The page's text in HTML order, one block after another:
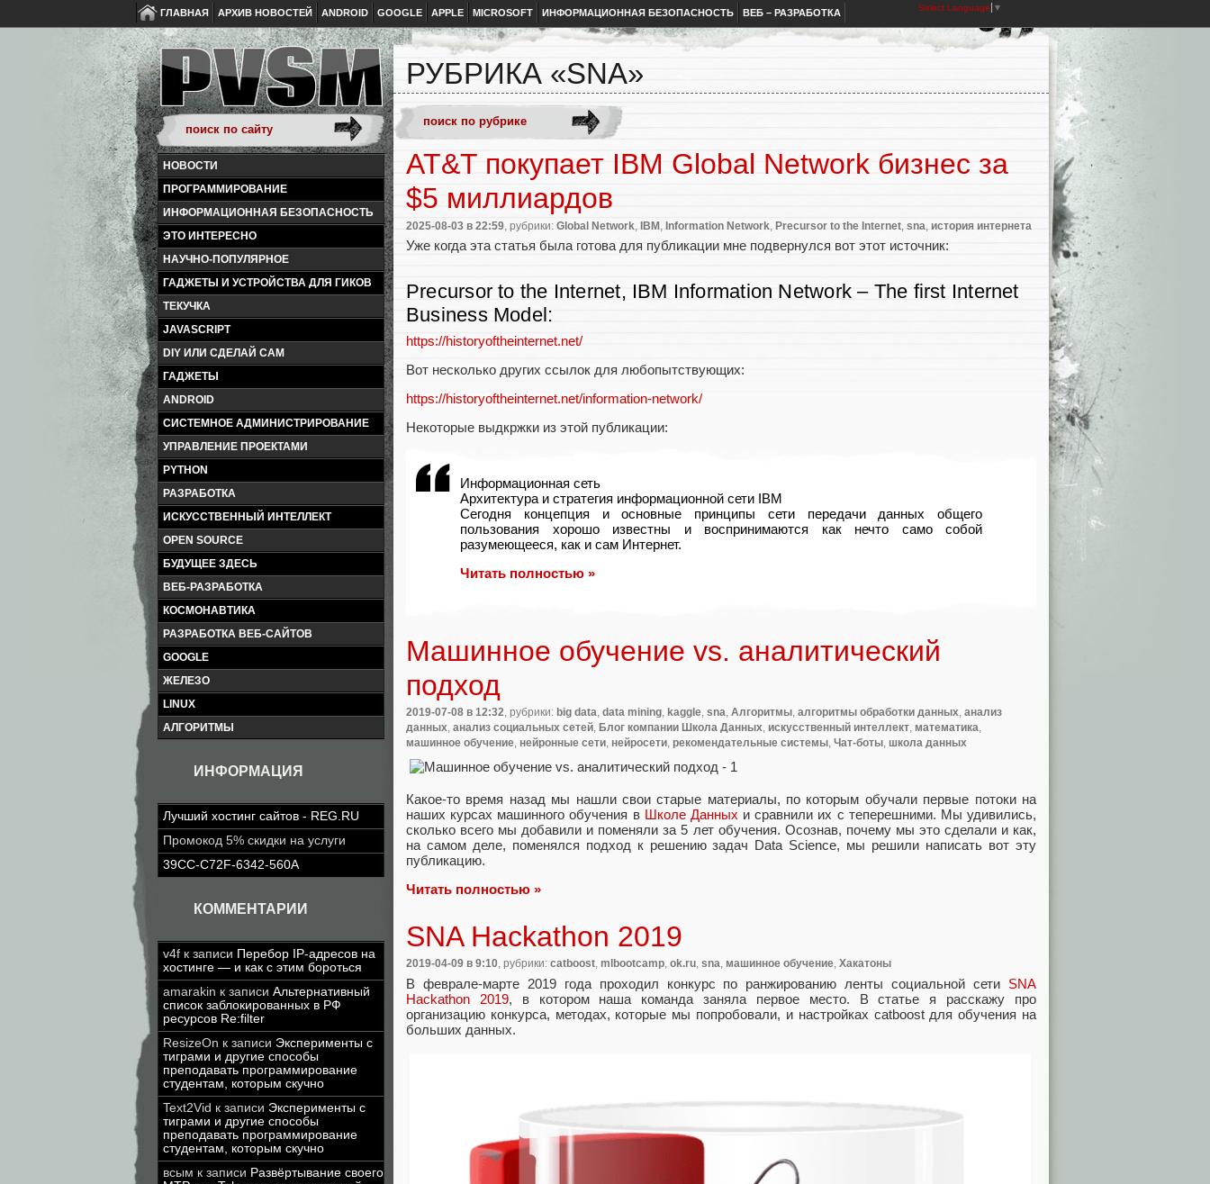
ГЛАВНАЯ АРХИВ НОВОСТЕЙ ANDROID GOOGLE APPLE MICROSOFT ИНФОРМАЦИОННАЯ БЕЗОПАСНОСТЬ ВЕБ – РАЗРАБОТКА Select Language ▼
НОВОСТИ
ПРОГРАММИРОВАНИЕ
ИНФОРМАЦИОННАЯ БЕЗОПАСНОСТЬ
ЭТО ИНТЕРЕСНО
НАУЧНО-ПОПУЛЯРНОЕ
ГАДЖЕТЫ И УСТРОЙСТВА ДЛЯ ГИКОВ
ТЕКУЧКА
JAVASCRIPT
DIY ИЛИ СДЕЛАЙ САМ
ГАДЖЕТЫ
ANDROID
СИСТЕМНОЕ АДМИНИСТРИРОВАНИЕ
УПРАВЛЕНИЕ ПРОЕКТАМИ
PYTHON
РАЗРАБОТКА
ИСКУССТВЕННЫЙ ИНТЕЛЛЕКТ
OPEN SOURCE
БУДУЩЕЕ ЗДЕСЬ
ВЕБ-РАЗРАБОТКА
КОСМОНАВТИКА
РАЗРАБОТКА ВЕБ-САЙТОВ
GOOGLE
ЖЕЛЕЗО
LINUX
АЛГОРИТМЫ
ИНФОРМАЦИЯ
Лучший хостинг сайтов - REG.RU
Промокод 5% скидки на услуги
39CC-C72F-6342-560A
КОММЕНТАРИИ
v4f к записи Перебор IP-адресов на
хостинге — и как с этим бороться
amarakin к записи Альтернативный
список заблокированных в РФ
ресурсов Re:filter
ResizeOn к записи Эксперименты с
тиграми и другие способы
преподавать программирование
студентам, которым скучно
Text2Vid к записи Эксперименты с
тиграми и другие способы
преподавать программирование
студентам, которым скучно
всым к записи Развёртывание своего
РУБРИКА «SNA»
AT&T покупает IBM Global Network бизнес за
$5 миллиардов
2025-08-03 в 22:59 , рубрики: Global Network IBM Information Network Precursor to the Internet sna история интернета
Уже когда эта статья была готова для публикации мне подвернулся вот этот источник:
Precursor to the Internet, IBM Information Network – The first Internet
Business Model:
https://historyoftheinternet.net/
Вот несколько других ссылок для любопытствующих:
https://historyoftheinternet.net/information-network/
Некоторые выдкржки из этой публикации:
Информационная сеть
Архитектура и стратегия информационной сети IBM
Сегодня концепция и основные принципы сети передачи данных общего
пользования хорошо известны и воспринимаются как нечто само собой
разумеющееся, как и сам Интернет.
Читать полностью »
Машинное обучение vs. аналитический
подход
2019-07-08 в 12:32, рубрики: big data, data mining, kaggle, sna, Алгоритмы, алгоритмы обработки данных, анализ
данных, анализ социальных сетей, Блог компании Школа Данных, искусственный интеллект, математика,
машинное обучение, нейронные сети, нейросети, рекомендательные системы, Чат-боты, школа данных
Какое-то время назад мы нашли свои старые материалы, по которым обучали первые потоки на
наших курсах машинного обучения в Школе Данных и сравнили их с теперешними. Мы удивились,
сколько всего мы добавили и поменяли за 5 лет обучения. Осознав, почему мы это сделали и как,
на самом деле, поменялся подход к решению задач Data Science, мы решили написать вот эту
публикацию.
Читать полностью »
SNA Hackathon 2019
2019-04-09 в 9:10, рубрики: catboost, mlbootcamp, ok.ru, sna, машинное обучение, Хакатоны
В феврале-марте 2019 года проходил конкурс по ранжированию ленты социальной сети SNA
Hackathon 2019, в котором наша команда заняла первое место. В статье я расскажу про
организацию конкурса, методах, которые мы попробовали, и настройках catboost для обучения на
больших данных.